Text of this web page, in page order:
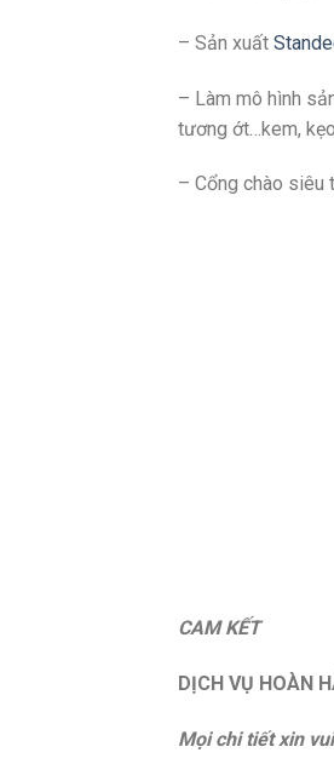
– Sản xuất
– Làm mô hình
tương ớt…kem, kẹo
– Cổng chào siêu
CAM KẾT
DỊCH VỤ HOÀN
Mọi chi tiết xin